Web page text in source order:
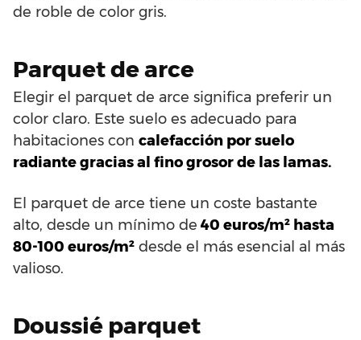
de roble de color gris.
Parquet de arce
Elegir el parquet de arce significa preferir un
color claro. Este suelo es adecuado para
habitaciones con calefacción por suelo
radiante gracias al fino grosor de las lamas.
El parquet de arce tiene un coste bastante
alto, desde un mínimo de 40 euros/m² hasta
80-100 euros/m² desde el más esencial al más
valioso.
Doussié parquet